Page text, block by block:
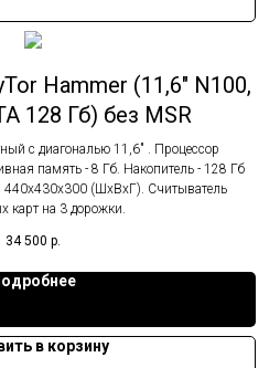
Hammer (11,6" N100,
128 Гб) без MSR
с диагональю 11,6" . Процессор
память - 8 Гб. Накопитель - 128 Гб
440х430х300 (ШхВхГ). Считыватель
карт на 3 дорожки.
34 500 р.
в корзину